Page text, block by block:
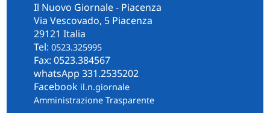
Il Nuovo Giornale - Piacenza
Via Vescovado, 5 Piacenza
29121 Italia
Tel: 0523.325995
Fax: 0523.384567
whatsApp 331.2535202
Facebook il.n.giornale
Amministrazione Trasparente